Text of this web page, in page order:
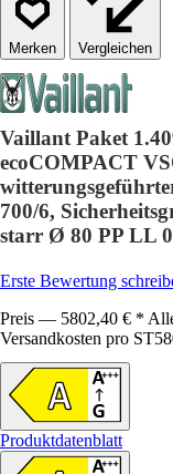
Vergleichen
Vaillant Paket
ecoCOMPACT
700/6,
starr Ø 80 PP LL
Erste Bewertung
Preis — 5802,40 € *
Versandkosten pro ST
Produktdatenblatt